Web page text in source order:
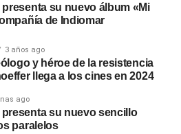
su nuevo álbum «Mi
de Indiomar
3 años ago
y héroe de la resistencia
llega a los cines en 2024
ago
su nuevo sencillo
paralelos